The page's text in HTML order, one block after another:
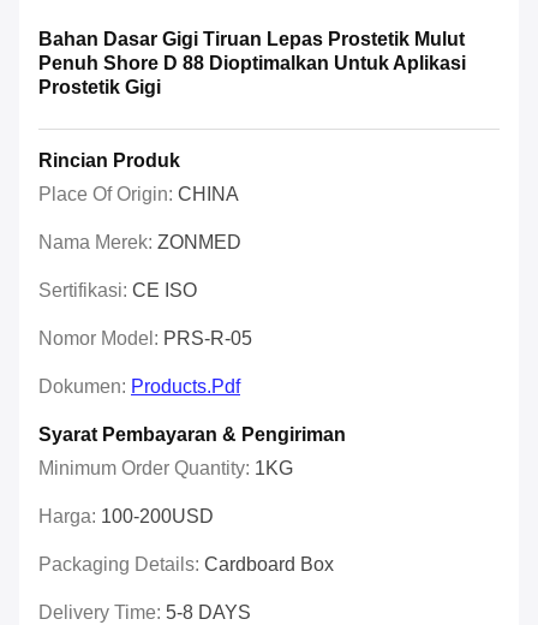
Bahan Dasar Gigi Tiruan Lepas Prostetik Mulut
Penuh Shore D 88 Dioptimalkan Untuk Aplikasi
Prostetik Gigi
Rincian Produk
Place Of Origin: CHINA
Nama Merek: ZONMED
Sertifikasi: CE ISO
Nomor Model: PRS-R-05
Dokumen: Products.pdf
Syarat Pembayaran & Pengiriman
Minimum Order Quantity: 1KG
Harga: 100-200USD
Packaging Details: Cardboard Box
Delivery Time: 5-8 DAYS